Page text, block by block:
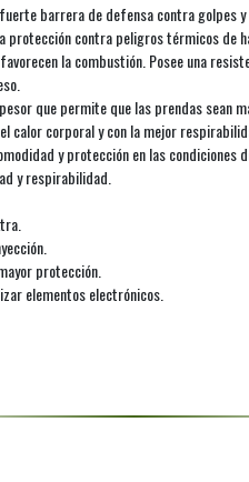
barrera de defensa contra golpes
protección contra peligros térmicos de
la combustión. Posee una
que permite que las prendas sean
calor corporal y con la mejor
y protección en las condiciones
y respirabilidad.
protección.
elementos electrónicos.